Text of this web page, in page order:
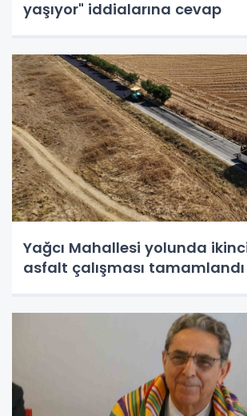
yaşıyor" iddialarına cevap
Yağcı Mahallesi yolunda
asfalt çalışması tamamlandı